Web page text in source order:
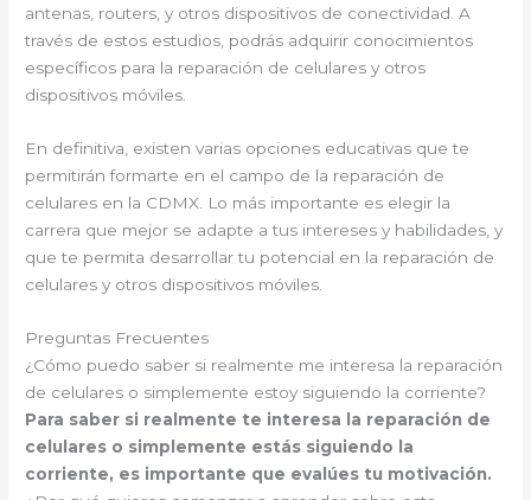
antenas, routers, y otros dispositivos de conectividad. A
través de estos estudios, podrás adquirir conocimientos
específicos para la reparación de celulares y otros
dispositivos móviles.
En definitiva, existen varias opciones educativas que te
permitirán formarte en el campo de la reparación de
celulares en la CDMX. Lo más importante es elegir la
carrera que mejor se adapte a tus intereses y habilidades, y
que te permita desarrollar tu potencial en la reparación de
celulares y otros dispositivos móviles.
Preguntas Frecuentes
¿Cómo puedo saber si realmente me interesa la reparación
de celulares o simplemente estoy siguiendo la corriente?
Para saber si realmente te interesa la reparación de
celulares o simplemente estás siguiendo la
corriente, es importante que evalúes tu motivación.